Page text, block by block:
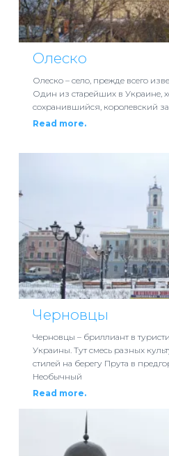
Олеско
Олеско – село, прежде всего
Один из старейших в Украине,
сохранившийся, королевский
Read more.
Черновцы
Черновцы – бриллиант в
Украины. Тут смесь разных
стилей на берегу Прута в
Необычный
Read more.